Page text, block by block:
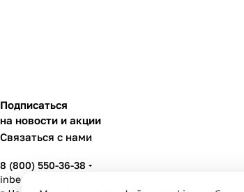
Подписаться
на новости и акции
Связаться с нами
8 (800) 550-36-38
inbenzo35@list.ru